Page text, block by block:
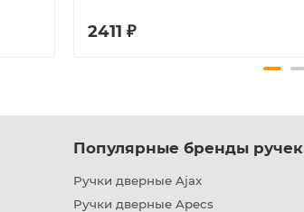
2411 ₽
Популярные бренды ручек
Ручки дверные Ajax
Ручки дверные Apecs